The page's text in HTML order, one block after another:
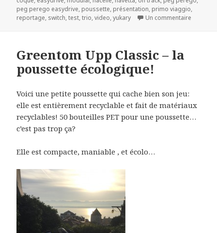
peg perego easydrive, poussette, présentation, primo viaggio,
reportage, switch,test,trio,video,yukary Un commentaire
Greentom Upp Classic – la
poussette écologique!
Voici une petite poussette qui cache bien son jeu:
elle est entièrement recyclable et fait de matériaux
recyclables! 50 bouteilles PET pour une poussette…
c’est pas trop ça?
Elle est compacte, maniable , et écolo…